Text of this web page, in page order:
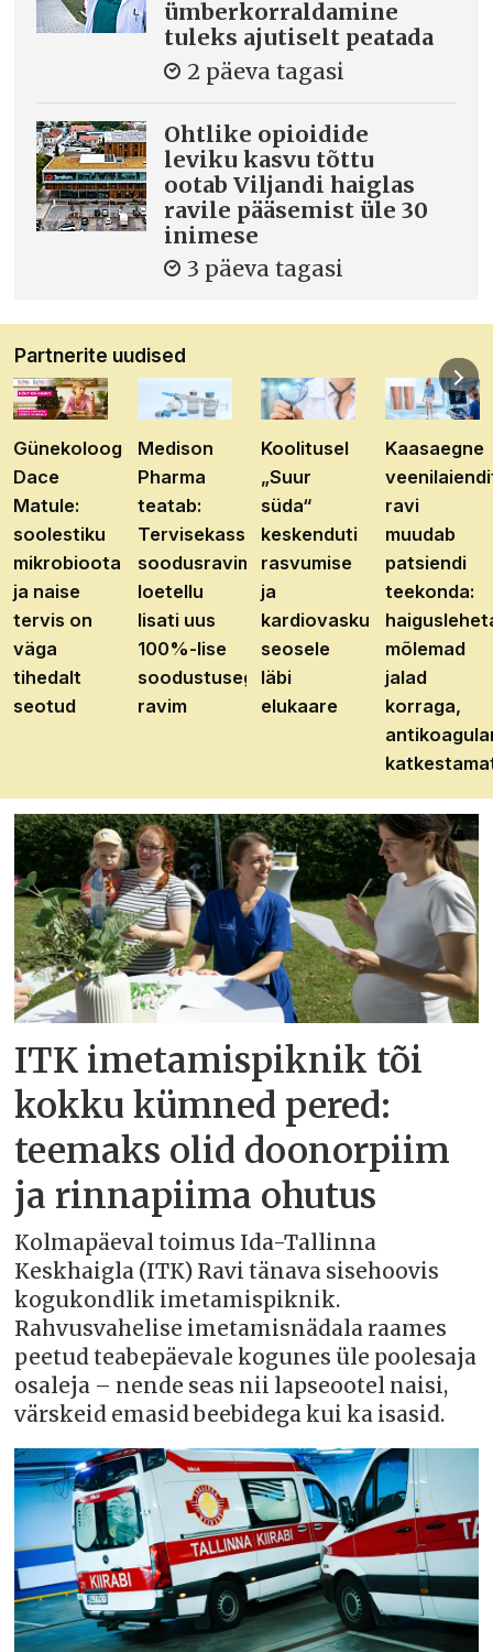
ümberkorraldamine
tuleks ajutiselt peatada
2 päeva tagasi
Ohtlike opioidide
leviku kasvu tõttu
ootab Viljandi haiglas
ravile pääsemist üle 30
inimese
3 päeva tagasi
Partnerite uudised
Günekoloog
Dace
Matule:
soolestiku
mikrobioota
ja naise
tervis on
väga
tihedalt
seotud
Medison
Pharma
teatab:
Tervisekassa
soodusravimite
loetellu
lisati uus
100%-lise
soodustusega
ravim
Koolitusel
„Suur
süda“
keskenduti
rasvumise
ja
kardiovaskulaarhaiguste
seosele
läbi
elukaare
Kaasaegne
ravi
muudab
patsiendi
teekonda:
mõlemad
jalad
korraga,
ITK imetamispiknik tõi
kokku kümned pered:
teemaks olid doonorpiim
ja rinnapiima ohutus
Kolmapäeval toimus Ida-Tallinna
Keskhaigla (ITK) Ravi tänava sisehoovis
kogukondlik imetamispiknik.
Rahvusvahelise imetamisnädala raames
peetud teabepäevale kogunes üle poolesaja
osaleja – nende seas nii lapseootel naisi,
värskeid emasid beebidega kui ka isasid.